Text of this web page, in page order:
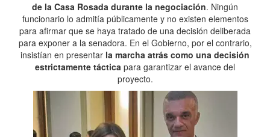
de la Casa Rosada durante la negociación. Ningún
funcionario lo admitía públicamente y no existen elementos
para afirmar que se haya tratado de una decisión deliberada
para exponer a la senadora. En el Gobierno, por el contrario,
insistían en presentar la marcha atrás como una decisión
estrictamente táctica para garantizar el avance del
proyecto.